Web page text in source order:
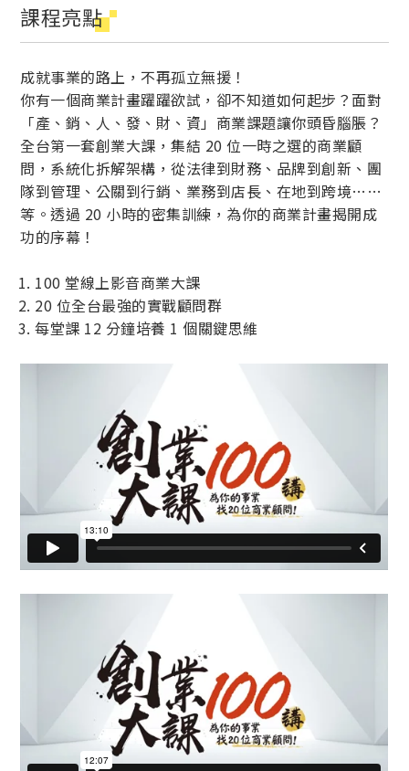
課程亮點
成就事業的路上，不再孤立無援！
你有一個商業計畫躍躍欲試，卻不知道如何起步？面對
「產、銷、人、發、財、資」商業課題讓你頭昏腦脹？
全台第一套創業大課，集結 20 位一時之選的商業顧
問，系統化拆解架構，從法律到財務、品牌到創新、團
隊到管理、公關到行銷、業務到店長、在地到跨境……
等。透過 20 小時的密集訓練，為你的商業計畫揭開成
功的序幕！
100 堂線上影音商業大課
20 位全台最強的實戰顧問群
每堂課 12 分鐘培養 1 個關鍵思維